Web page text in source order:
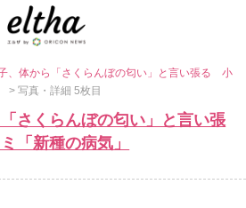
、体から「さくらんぼの匂い」と言い張る 小
> 写真・詳細 5枚目
さくらんぼの匂い」と言い張
「新種の病気」